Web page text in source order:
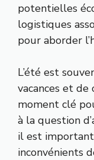
potentielles
logistiques
pour aborder
L’été est
vacances et de
moment clé
à la question
il est important
inconvénients